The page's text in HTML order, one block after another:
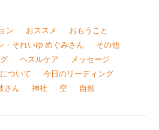
ン おススメ
おもうこと
・それいゆ めぐみさん
その他
ヘスルケア
メッセージ
ついて
今日のリーディング
さん 神社 空 自然